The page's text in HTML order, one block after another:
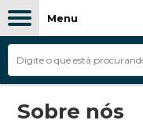
Menu
Sobre nós